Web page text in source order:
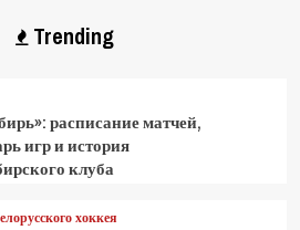
Trending
расписание матчей,
игр и история
клуба
хоккея